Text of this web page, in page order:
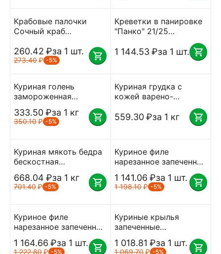
Крабовые палочки
Сочный краб
Санта Бремор
260.42 ₽за 1 шт.
273.40₽ -5%
Креветки в панировке
"Панко" 21/25
очищенные Фрост-А
замороженные 1 кг
1 144.53₽за 1 шт.
Куриная голень
замороженная
Серволюкс ~ 0.750 кг,
вес.
333.50₽за 1 кг
350.10₽ -5%
Куриная грудка с
кожей варено-
замороженная вес
559.30₽за 1 кг
Куриная мякоть бедра
бескостная
замороженная
Серволюкс ~ 0.750 кг,
вес
668.04 ₽за 1 кг
701.40₽ -5%
Куриное филе
нарезанное запеченное
замороженное
Серволюкс 2 кг
1 141.06 ₽за 1 шт.
1 198.10₽ -5%
Куриное филе
нарезанное запеченное
Серволюкс Посад
замороженная 2 кг
1 164.66 ₽за 1 шт.
1 222.80₽ -5%
Куриные крылья
запеченные
замороженные
"Плечевая часть
1 018.81 ₽за 1 шт.
1 069.70₽ -5%